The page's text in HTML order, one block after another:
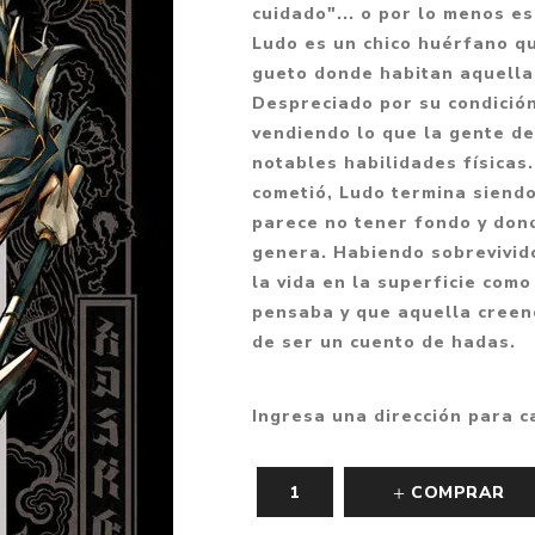
Fantasía oscura
Gore
Ver todo
cuidado"... o por lo menos
Ludo es un chico huérfano
gueto donde habitan
Despreciado por su
vendiendo lo que la gente
notables habilidades
cometió, Ludo termina
parece no tener fondo y
genera. Habiendo
la vida en la superficie
pensaba y que aquella
de ser un cuento de hadas.
Ingresa una dirección para
COMPRAR